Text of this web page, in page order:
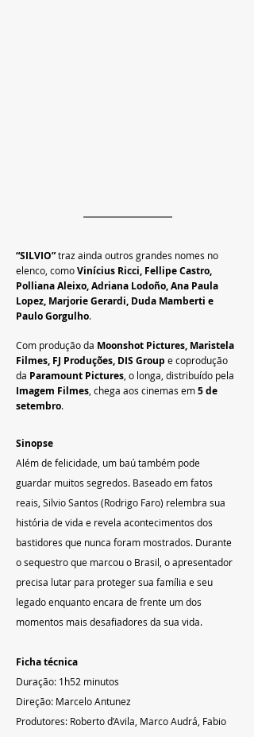
“SILVIO” traz ainda outros grandes nomes no
elenco, como Vinícius Ricci, Fellipe Castro,
Polliana Aleixo, Adriana Lodoño, Ana Paula
Lopez, Marjorie Gerardi, Duda Mamberti e
Paulo Gorgulho.
Com produção da Moonshot Pictures, Maristela
Filmes, FJ Produções, DIS Group e coprodução
da Paramount Pictures , o longa, distribuído pela
Imagem Filmes , chega aos cinemas em 5 de
setembro.
Sinopse
Além de felicidade, um baú também pode
guardar muitos segredos. Baseado em fatos
reais, Silvio Santos (Rodrigo Faro) relembra sua
história de vida e revela acontecimentos dos
bastidores que nunca foram mostrados. Durante
o sequestro que marcou o Brasil, o apresentador
precisa lutar para proteger sua família e seu
legado enquanto encara de frente um dos
momentos mais desafiadores da sua vida.
Ficha técnica
Duração: 1h52 minutos
Direção: Marcelo Antunez
Produtores: Roberto d’Avila, Marco Audrá, Fabio